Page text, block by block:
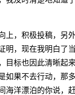
，积极投稿，另
明，现在我明白了
目标也因此清晰起
如果不去行动，那
海洋漂泊的你说，